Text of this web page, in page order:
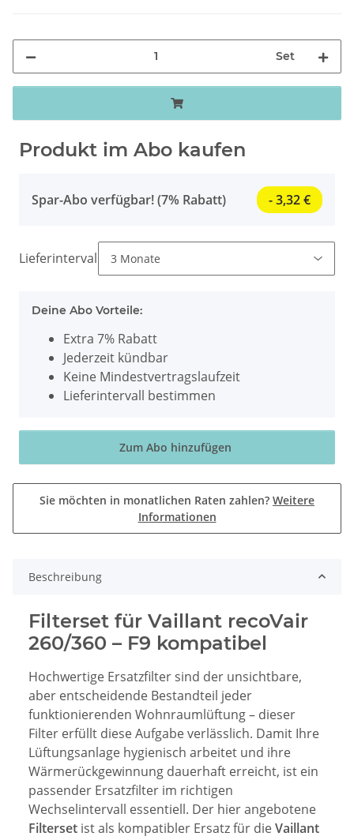
Set
Produkt im Abo kaufen
Spar-Abo verfügbar! (7% Rabatt) - 3,32 €
Lieferintervall
Deine Abo Vorteile:
Extra 7% Rabatt
Jederzeit kündbar
Keine Mindestvertragslaufzeit
Lieferintervall bestimmen
Zum Abo hinzufügen
Sie möchten in monatlichen Raten zahlen? Weitere
Informationen
Beschreibung
Filterset für Vaillant recoVair
260/360 – F9 kompatibel
Hochwertige Ersatzfilter sind der unsichtbare,
aber entscheidende Bestandteil jeder
funktionierenden Wohnraumlüftung – dieser
Filter erfüllt diese Aufgabe verlässlich. Damit Ihre
Lüftungsanlage hygienisch arbeitet und ihre
Wärmerückgewinnung dauerhaft erreicht, ist ein
passender Ersatzfilter im richtigen
Wechselintervall essentiell. Der hier angebotene
Filterset ist als kompatibler Ersatz für dieVaillant